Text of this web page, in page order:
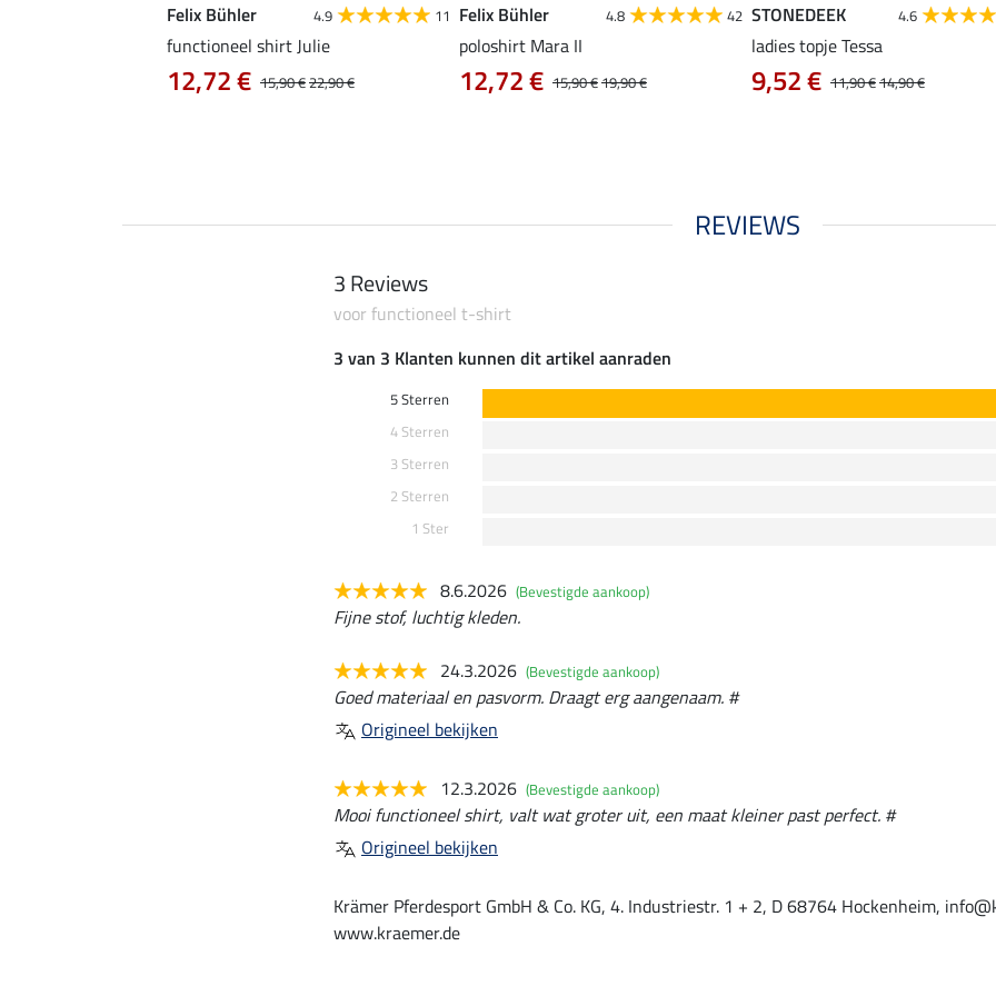
Felix Bühler 4.9 11
functioneel shirt Julie
15,90 €22,90 €
12,72 €
Felix Bühler 4.8 42
poloshirt Mara II
15,90 €19,90 €
12,72 €
STONEDEEK 4.6
ladies topje Tessa
11,90 €14,90 €
9,52 €
REVIEWS
3 Reviews
voor functioneel t-shirt
3 van 3 Klanten kunnen dit artikel aanraden
5 Sterren
4 Sterren
3 Sterren
2 Sterren
1 Ster
8.6.2026 (Bevestigde aankoop)
Fijne stof, luchtig kleden.
24.3.2026 (Bevestigde aankoop)
Goed materiaal en pasvorm. Draagt erg aangenaam. #
Origineel bekijken
12.3.2026 (Bevestigde aankoop)
Mooi functioneel shirt, valt wat groter uit, een maat kleiner past perfect. #
Origineel bekijken
Krämer Pferdesport GmbH & Co. KG, 4. Industriestr. 1 + 2, D 68764 Hockenheim,
www.kraemer.de